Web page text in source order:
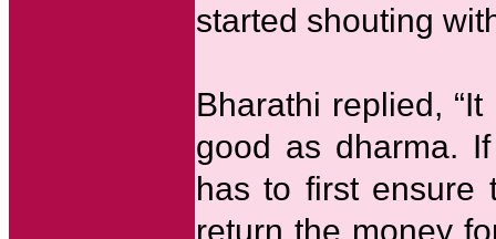
started shouting
Bharathi replied,
good as dharma.
has to first ensure
return the money